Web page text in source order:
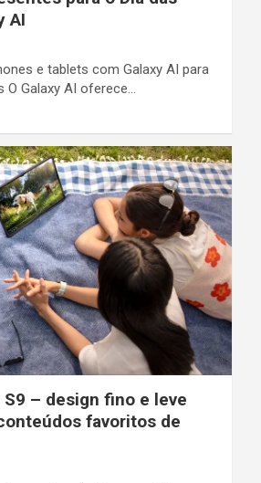
AI
e tablets com Galaxy AI para
O Galaxy AI oferece…
S9 – design fino e leve
favoritos de